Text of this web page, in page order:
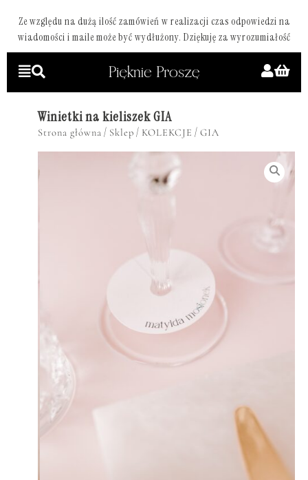
Ze względu na dużą ilość zamówień w realizacji czas odpowiedzi na
wiadomości i maile może być wydłużony. Dziękuję za wyrozumiałość
Winietki na kieliszek GIA
Strona główna / Sklep / KOLEKCJE / GIA